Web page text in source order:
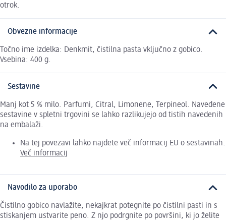
otrok.
Obvezne informacije
Točno ime izdelka: Denkmit, čistilna pasta vključno z gobico.
Vsebina: 400 g.
Sestavine
Manj kot 5 % milo. Parfumi, Citral, Limonene, Terpineol. Navedene
sestavine v spletni trgovini se lahko razlikujejo od tistih navedenih
na embalaži.
Na tej povezavi lahko najdete več informacij EU o sestavinah.
Več informacij
Navodilo za uporabo
Čistilno gobico navlažite, nekajkrat potegnite po čistilni pasti in s
stiskanjem ustvarite peno. Z njo podrgnite po površini, ki jo želite